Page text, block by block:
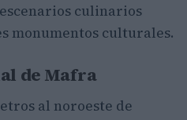
culinarios
monumentos culturales.
de Mafra
al noroeste de